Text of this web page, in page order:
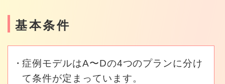
基本条件
症例モデルはA〜Dの4つのプランに分け
て条件が定まっています。